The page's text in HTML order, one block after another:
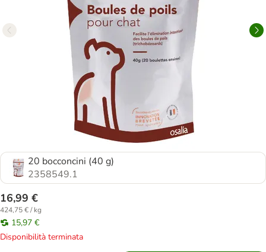
20 bocconcini (40 g)
2358549.1
16,99 €
424,75 € / kg
15,97 €
Disponibilità terminata